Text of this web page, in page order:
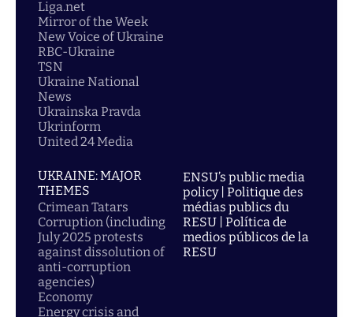
Liga.net
Mirror of the Week
New Voice of Ukraine
RBC-Ukraine
TSN
Ukraine National
News
Ukrainska Pravda
Ukrinform
United 24 Media
UKRAINE: MAJOR
THEMES
Crimean Tatars
Corruption (including
July 2025 protests
against dissolution of
anti-corruption
agencies)
Economy
Energy crisis and
ENSU’s public media
policy | Politique des
médias publics du
RESU | Política de
medios públicos de la
RESU